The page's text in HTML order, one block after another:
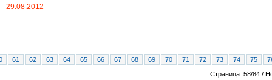
29.08.2012
61 62 63 64 65 66 67 68 69 70 71 72 73 74 75
Страница: 58/84 /